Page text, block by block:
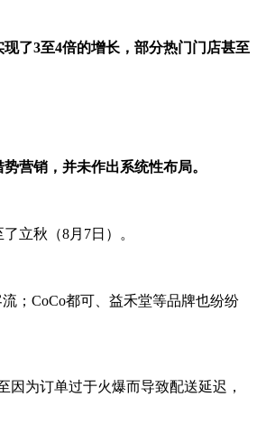
了3至4倍的增长，部分热门门店甚至
营销，并未作出系统性布局。
立秋（8月7日）。
；CoCo都可、益禾堂等品牌也纷纷
为订单过于火爆而导致配送延迟，